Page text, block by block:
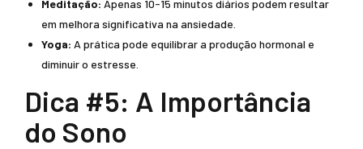
Meditação: Apenas 10-15 minutos diários podem resultar
em melhora significativa na ansiedade.
Yoga: A prática pode equilibrar a produção hormonal e
diminuir o estresse.
Dica #5: A Importância
do Sono